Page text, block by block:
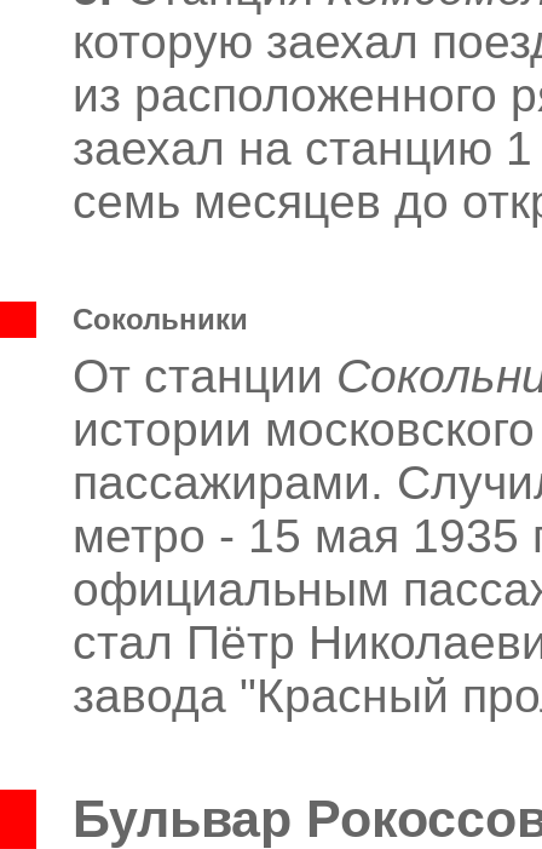
которую заехал
из расположенного
заехал на станцию
семь месяцев до
Сокольники
От станции
истории
пассажирами.
метро - 15 мая 1935
официальным
стал Пётр
завода "Красный
Бульвар